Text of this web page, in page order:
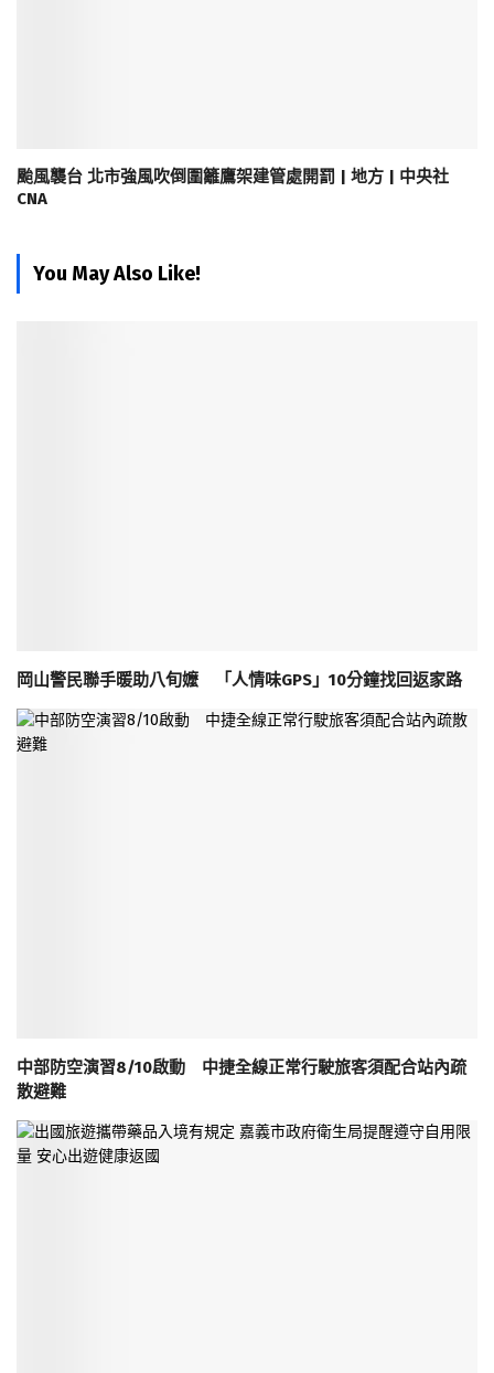
颱風襲台 北市強風吹倒圍籬鷹架建管處開罰 | 地方 | 中央社
CNA
You May Also Like!
岡山警民聯手暖助八旬嬤 「人情味GPS」10分鐘找回返家路
中部防空演習8/10啟動 中捷全線正常行駛旅客須配合站內疏
散避難